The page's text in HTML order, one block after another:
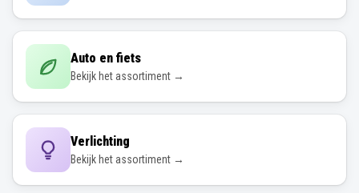
Auto en fiets
Bekijk het assortiment →
Verlichting
Bekijk het assortiment →